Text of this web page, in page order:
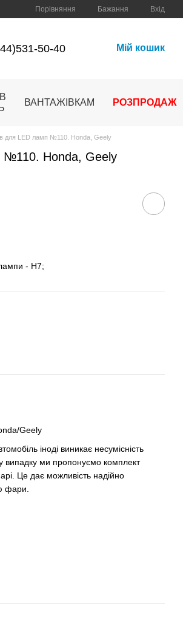
Порівняння Бажання Вхід
50-40 Мій кошик
ВАНТАЖІВКАМ РОЗПРОДАЖ
для LED ламп №110. Honda, Geely
№110. Honda, Geely
- Н7;
Geely
іноді виникає несумісність
випадку ми пропонуємо комплект
Це дає можливість надійно
фари.